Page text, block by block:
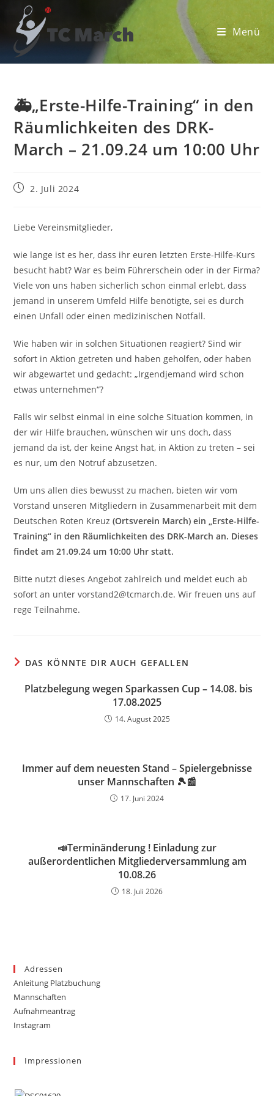
Inhalt
springen
Menü
🚑„Erste-Hilfe-Training“ in den
Räumlichkeiten des DRK-
March – 21.09.24 um 10:00 Uhr
Beitrag2. Juli 2024
Liebe Vereinsmitglieder,
wie lange ist es her, dass ihr euren letzten Erste-Hilfe-Kurs
besucht habt? War es beim Führerschein oder in der Firma?
Viele von uns haben sicherlich schon einmal erlebt, dass
jemand in unserem Umfeld Hilfe benötigte, sei es durch
einen Unfall oder einen medizinischen Notfall.
Wie haben wir in solchen Situationen reagiert? Sind wir
sofort in Aktion getreten und haben geholfen, oder haben
wir abgewartet und gedacht: „Irgendjemand wird schon
etwas unternehmen“?
Falls wir selbst einmal in eine solche Situation kommen, in
der wir Hilfe brauchen, wünschen wir uns doch, dass
jemand da ist, der keine Angst hat, in Aktion zu treten – sei
es nur, um den Notruf abzusetzen.
Um uns allen dies bewusst zu machen, bieten wir vom
Vorstand unseren Mitgliedern in Zusammenarbeit mit dem
Deutschen Roten Kreuz(Ortsverein March) ein „Erste-Hilfe-
Training“ in den Räumlichkeiten des DRK-March an. Dieses
findet am 21.09.24 um 10:00 Uhr statt.
Bitte nutzt dieses Angebot zahlreich und meldet euch ab
sofort an unter vorstand2@tcmarch.de. Wir freuen uns auf
rege Teilnahme.
DAS KÖNNTE DIR AUCH GEFALLEN
Platzbelegung wegen Sparkassen Cup – 14.08. bis
17.08.2025
14. August 2025
Immer auf dem neuesten Stand – Spielergebnisse
unser Mannschaften 🎾📰
17. Juni 2024
📣Terminänderung ! Einladung zur
außerordentlichen Mitgliederversammlung am
10.08.26
18. Juli 2026
Adressen
Anleitung Platzbuchung
Mannschaften
Aufnahmeantrag
Instagram
Impressionen